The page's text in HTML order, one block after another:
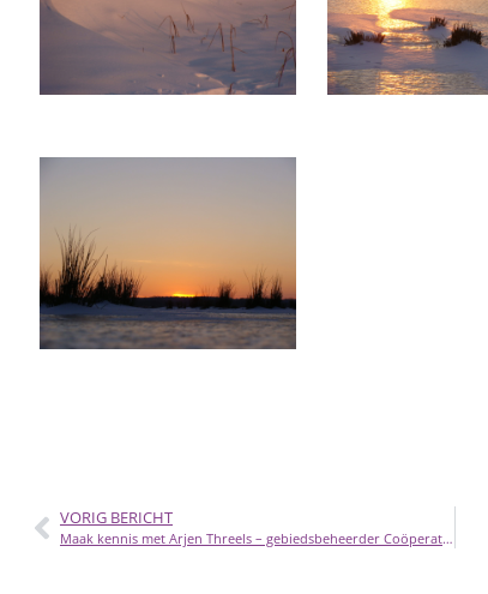
VORIG BERICHT
Maak kennis met Arjen Threels – gebiedsbeheerder Coöperatie Binnenveldse Hooilanden